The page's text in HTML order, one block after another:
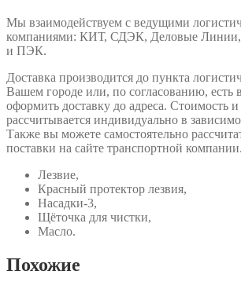
Мы взаимодействуем с ведущими
компаниями: КИТ, СДЭК, Деловые Линии,
и ПЭК.
Доставка производится до пункта
Вашем городе или, по согласованию, есть
оформить доставку до адреса. Стоимость
рассчитывается индивидуально в
Также вы можете самостоятельно
поставки на сайте транспортной компании.
Лезвие,
Красный протектор лезвия,
Насадки-3,
Щёточка для чистки,
Масло.
Похожие